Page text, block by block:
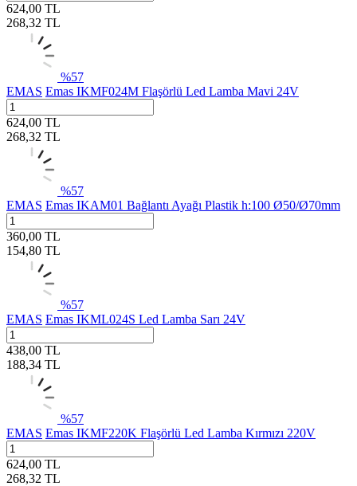
624,00 TL
268,32 TL
%57
EMAS Emas IKMF024M Flaşörlü Led Lamba Mavi 24V
624,00 TL
268,32 TL
%57
EMAS Emas IKAM01 Bağlantı Ayağı Plastik h:100 Ø50/Ø70mm
360,00 TL
154,80 TL
%57
EMAS Emas IKML024S Led Lamba Sarı 24V
438,00 TL
188,34 TL
%57
EMAS Emas IKMF220K Flaşörlü Led Lamba Kırmızı 220V
624,00 TL
268,32 TL